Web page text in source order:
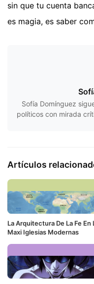
sin que tu cuenta
es magia, es saber
Sofía Domínguez
políticos con mirada
Artículos
La Arquitectura De La Fe En
Maxi Iglesias Modernas